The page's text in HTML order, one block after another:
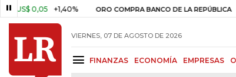
0,05 +1,40% ORO COMPRA BANCO DE LA REPÚBLICA $
VIERNES, 07 DE AGOSTO DE 2026
FINANZAS ECONOMÍA EMPRESAS
EN VIVO Posesión presidencial de